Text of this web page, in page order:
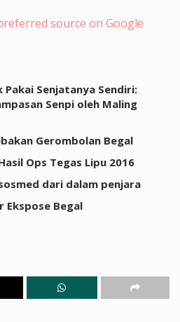
source on Google
Senjatanya Sendiri:
Senpi oleh Maling
Gerombolan Begal
Ops Tegas Lipu 2016
dari dalam penjara
Ekspose Begal